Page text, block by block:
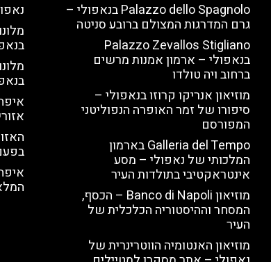
Palazzo dello Spagnolo בנאפולי –
גרם המדרגות המצולם ברובע סניטה
Palazzo Zevallos Stigliano
בנאפולי – ארמון אמנות מרשים
ברחוב ויה טולדו
מוזיאון אנריקו קרוזו בנאפולי –
סיפורו של זמר האופרה הנפוליטני
המפורסם
Galleria del Tempo בארמון
המלכותי של נאפולי – מסע
אינטראקטיבי בתולדות העיר
מוזיאון Banco di Napoli – הכסף,
המסחר וההיסטוריה הכלכלית של
העיר
מוזיאון האנטומיה הווטרינרית של